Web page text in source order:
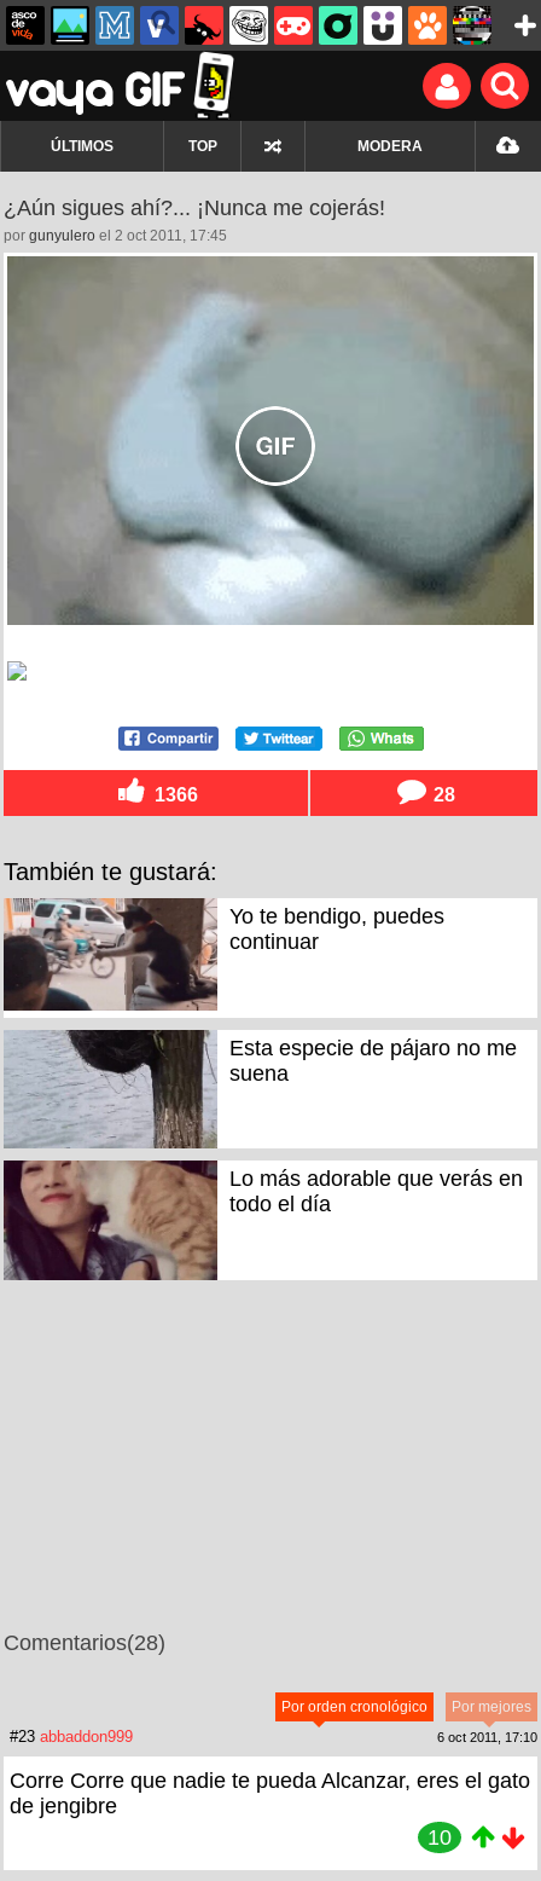
ÚLTIMOS TOP MODERA
¿Aún sigues ahí?... ¡Nunca me cojerás!
por gunyulero el 2 oct 2011, 17:45
1366 28
También te gustará:
Yo te bendigo, puedes
continuar
Esta especie de pájaro no me
suena
Lo más adorable que verás en
todo el día
Comentarios(28)
Por mejores
Por orden cronológico
#23 abbaddon999 6 oct 2011, 17:10
Corre Corre que nadie te pueda Alcanzar, eres el gato
de jengibre
10